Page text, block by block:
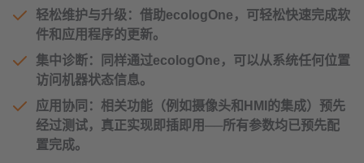
轻松维护与升级 ：借助ecologOne，可轻松快速完成软
件和应用程序的更新。
集中诊断：同样通过ecologOne，可以从系统任何位置
访问机器状态信息。
应用协同： 相关功能（例如摄像头和HMI的集成）预先
经过测试，真正实现即插即用──所有参数均已预先配
置完成。